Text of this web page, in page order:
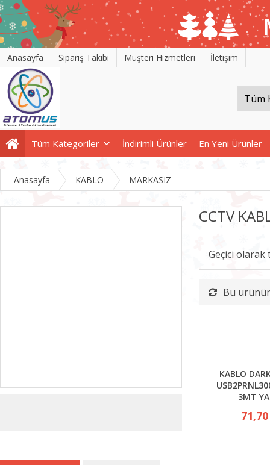
Anasayfa Sipariş Takibi Müşteri Hizmetleri İletişim
Tüm Kategoriler İndirimli Ürünler En Yeni Ürünler
Anasayfa KABLO MARKASIZ
CCTV
Geçici
Bu
KABLO
3MT